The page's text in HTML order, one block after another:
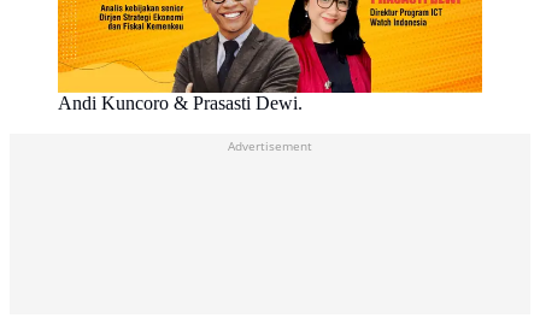
Andi Kuncoro & Prasasti Dewi.
Advertisement